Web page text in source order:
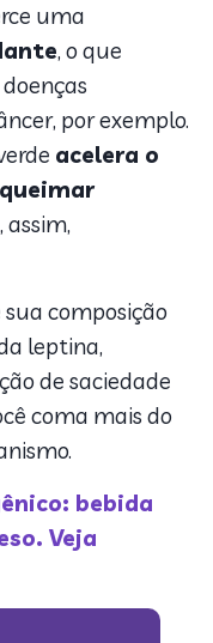
uma
, o que
por exemplo.
acelera o
queimar
sua composição
leptina,
de saciedade
coma mais do
bebida
Veja